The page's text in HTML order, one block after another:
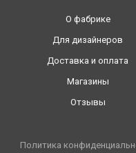
О фабрике
Для дизайнеров
Доставка и оплата
Магазины
Отзывы
Политика